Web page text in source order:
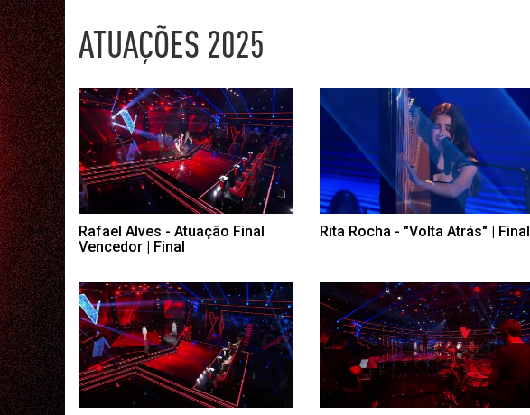
The Voice Portugal
ATUAÇÕES 2025
Rafael Alves - Atuação Final
Vencedor | Final
Rita Rocha - "Volta Atrás" | Final